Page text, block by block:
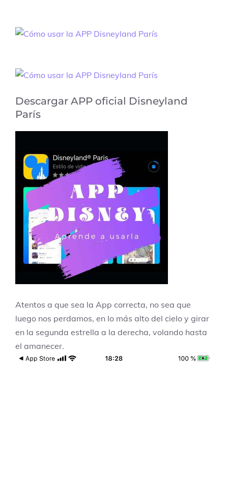
Descargar APP oficial Disneyland
París
Atentos a que sea la App correcta, no sea que
luego nos perdamos, en lo más alto del cielo y girar
en la segunda estrella a la derecha, volando hasta
el amanecer.